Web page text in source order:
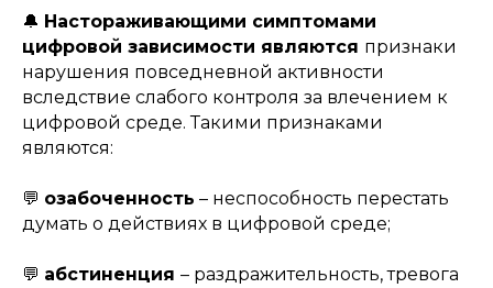
🔔 Настораживающими симптомами
цифровой зависимости являются признаки
нарушения повседневной активности
вследствие слабого контроля за влечением к
цифровой среде. Такими признаками
являются:
💬 озабоченность – неспособность перестать
думать о действиях в цифровой среде;
💬 абстиненция – раздражительность, тревога